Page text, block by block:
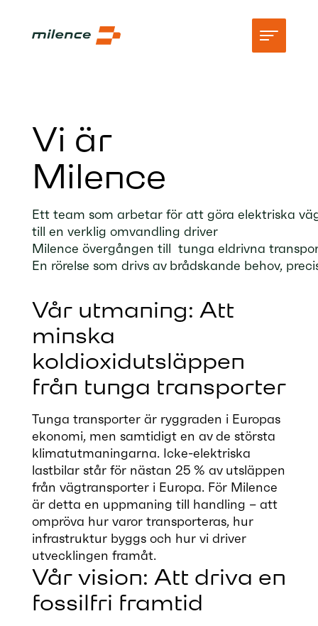
Natverk
Börja ladda
Resurser
Företag
Vi är
Milence
Ett team som arbetarför att göra elektriska
till en verklig omvandling driver
Milence övergången till tunga eldrivna
En rörelse som drivsav brådskande behov,
Vår utmaning: Att
minska
koldioxidutsläppen
från tunga transporter
Tunga transporter är ryggraden i Europas
ekonomi, men samtidigt en av de största
klimatutmaningarna. Icke-elektriska
lastbilar står för nästan 25 % av utsläppen
från vägtransporter i Europa. För Milence
är detta en uppmaning till handling – att
ompröva hur varor transporteras, hur
infrastruktur byggs och hur vi driver
utvecklingen framåt.
Vår vision: Att driva en
fossilfri framtid